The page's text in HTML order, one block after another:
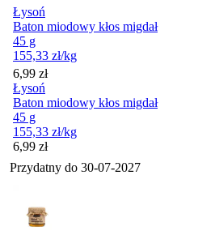
Łysoń
Baton miodowy kłos migdał
45 g
155,33 zł/kg
Cena
6,99 zł
Łysoń
Baton miodowy kłos migdał
45 g
155,33 zł/kg
Cena
6,99 zł
Przydatny do 30-07-2027